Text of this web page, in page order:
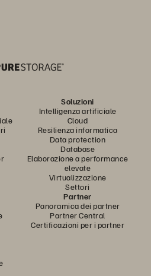
Soluzioni
Intelligenza artificiale
Cloud
Resilienza informatica
Data protection
Database
Elaborazione a performance
elevate
Virtualizzazione
Settori
Partner
Panoramica dei partner
Partner Central
Certificazioni per i partner